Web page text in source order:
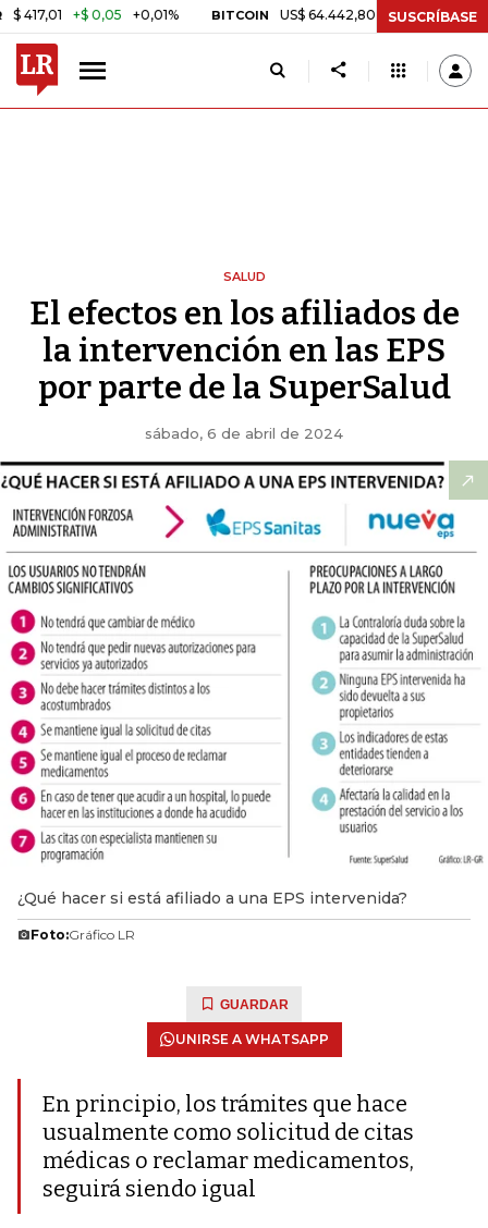
+$ 0,05 +0,01% BITCOIN US$ 64.442,80 -US$ 525,60 -0,81%
SUSCRÍBASE
SALUD
El efectos en los afiliados de
la intervención en las EPS
por parte de la SuperSalud
sábado, 6 de abril de 2024
¿Qué hacer si está afiliado a una EPS intervenida?
Foto:Gráfico LR
GUARDAR
UNIRSE A WHATSAPP
En principio, los trámites que hace
usualmente como solicitud de citas
médicas o reclamar medicamentos,
seguirá siendo igual